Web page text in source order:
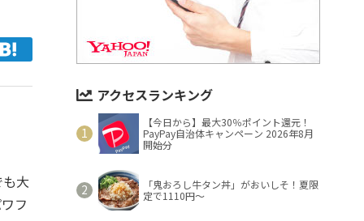
大
フ
アクセスランキング
【今日から】最大30％ポイント還元！
PayPay自治体キャンペーン 2026年8月
開始分
「鬼おろし牛タン丼」がおいしそ！夏限
定で1110円～